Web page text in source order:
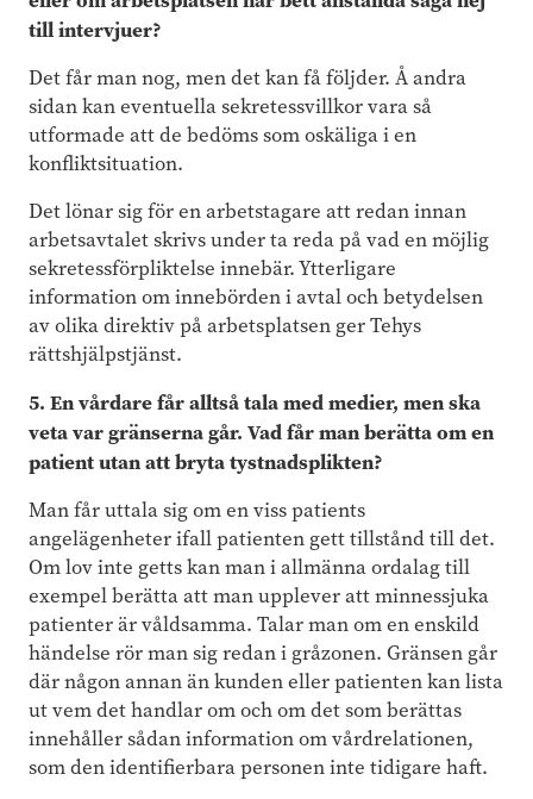
till intervjuer?
Det får man nog, men det kan få följder. Å andra
sidan kan eventuella sekretessvillkor vara så
utformade att de bedöms som oskäliga i en
konfliktsituation.
Det lönar sig för en arbetstagare att redan innan
arbetsavtalet skrivs under ta reda på vad en möjlig
sekretessförpliktelse innebär. Ytterligare
information om innebörden i avtal och betydelsen
av olika direktiv på arbetsplatsen ger Tehys
rättshjälpstjänst.
5. En vårdare får alltså tala med medier, men ska
veta var gränserna går. Vad får man berätta om en
patient utan att bryta tystnadsplikten?
Man får uttala sig om en viss patients
angelägenheter ifall patienten gett tillstånd till det.
Om lov inte getts kan man i allmänna ordalag till
exempel berätta att man upplever att minnessjuka
patienter är våldsamma. Talar man om en enskild
händelse rör man sig redan i gråzonen. Gränsen går
där någon annan än kunden eller patienten kan lista
ut vem det handlar om och om det som berättas
innehåller sådan information om vårdrelationen,
som den identifierbara personen inte tidigare haft.